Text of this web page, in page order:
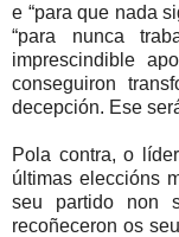
e “para que nada
“para nunca
imprescindible
conseguiron
decepción. Ese
Pola contra, o
últimas eleccións
seu partido non
recoñeceron os